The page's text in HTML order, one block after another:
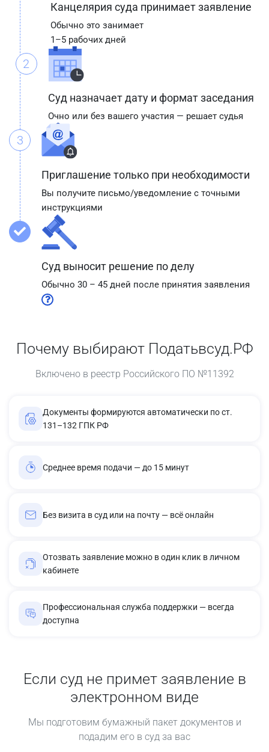
Канцелярия суда принимает заявление
Обычно это занимает
1–5 рабочих дней
2
Суд назначает дату и формат заседания
Очно или без вашего участия — решает судья
3
Приглашение только при необходимости
Вы получите письмо/уведомление с точными
инструкциями
Суд выносит решение по делу
Обычно 30 – 45 дней после принятия заявления
Почему выбирают Податьвсуд.РФ
Включено в реестр Российского ПО №11392
Документы формируются автоматически по ст.
131–132 ГПК РФ
Среднее время подачи — до 15 минут
Без визита в суд или на почту — всё онлайн
Отозвать заявление можно в один клик в личном
кабинете
Профессиональная служба поддержки — всегда
доступна
Если суд не примет заявление в
электронном виде
Мы подготовим бумажный пакет документов и
подадим его в суд за вас